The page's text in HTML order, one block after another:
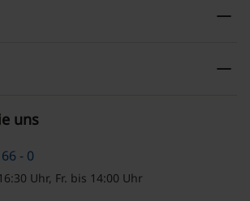
uns
- 0
Uhr, Fr. bis 14:00 Uhr
remove
remove